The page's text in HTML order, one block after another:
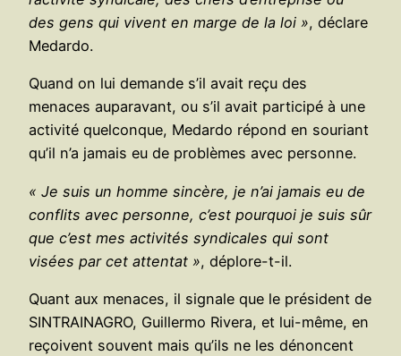
des gens qui vivent en marge de la loi », déclare
Medardo.
Quand on lui demande s’il avait reçu des
menaces auparavant, ou s’il avait participé à une
activité quelconque, Medardo répond en souriant
qu’il n’a jamais eu de problèmes avec personne.
« Je suis un homme sincère, je n’ai jamais eu de
conflits avec personne, c’est pourquoi je suis sûr
que c’est mes activités syndicales qui sont
visées par cet attentat », déplore-t-il.
Quant aux menaces, il signale que le président de
SINTRAINAGRO, Guillermo Rivera, et lui-même, en
reçoivent souvent mais qu’ils ne les dénoncent